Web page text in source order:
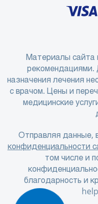
Материалы сайта
рекомендациями.
назначения лечения
с врачом. Цены и
медицинские
Отправляя данные,
конфиденциальности
том числе и
благодарность и